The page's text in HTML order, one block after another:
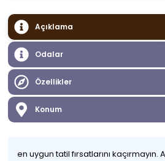
Açıklama
Odalar
Özellikler
Konum
en uygun tatil fırsatlarını kaçırmayın.